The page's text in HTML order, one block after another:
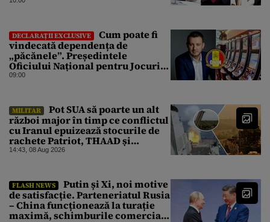
DECLARAȚII EXCLUSIVE
Cum poate fi
vindecată dependența de
„păcănele”. Președintele
Oficiului Național pentru Jocuri
de Noroc propune o ordonanță de
unică
09:00
MILITAR
Pot SUA să poarte un alt
război major în timp ce conflictul
cu Iranul epuizează stocurile de
rachete Patriot, THAAD și
Tomahawk?
14:43, 08 Aug 2026
FLASH NEWS
Putin și Xi, noi motive
de satisfacție. Parteneriatul Rusia
– China funcționează la turație
maximă, schimburile comerciale